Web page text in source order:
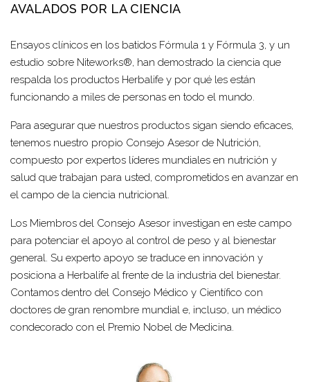
AVALADOS POR LA CIENCIA
Ensayos clínicos en los batidos Fórmula 1 y Fórmula 3, y un
estudio sobre Niteworks®, han demostrado la ciencia que
respalda los productos Herbalife y por qué les están
funcionando a miles de personas en todo el mundo.
Para asegurar que nuestros productos sigan siendo eficaces,
tenemos nuestro propio Consejo Asesor de Nutrición,
compuesto por expertos líderes mundiales en nutrición y
salud que trabajan para usted, comprometidos en avanzar en
el campo de la ciencia nutricional.
Los Miembros del Consejo Asesor investigan en este campo
para potenciar el apoyo al control de peso y al bienestar
general. Su experto apoyo se traduce en innovación y
posiciona a Herbalife al frente de la industria del bienestar.
Contamos dentro del Consejo Médico y Científico con
doctores de gran renombre mundial e, incluso, un médico
condecorado con el Premio Nobel de Medicina.